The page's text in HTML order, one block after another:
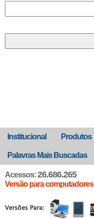
Institucional Produtos
Palavras Mais Buscadas
Acessos:26.686.265
Versão para computadores